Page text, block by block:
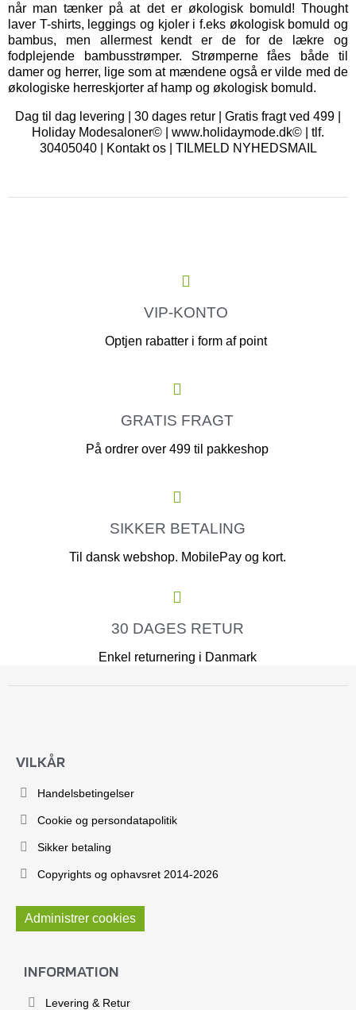
når man tænker på at det er økologisk bomuld! Thought
laver T-shirts, leggings og kjoler i f.eks økologisk bomuld og
bambus, men allermest kendt er de for de lækre og
fodplejende bambusstrømper. Strømperne fåes både til
damer og herrer, lige som at mændene også er vilde med de
økologiske herreskjorter af hamp og økologisk bomuld.
Dag til dag levering | 30 dages retur | Gratis fragt ved 499 |
Holiday Modesaloner© | www.holidaymode.dk© | tlf.
30405040 |
Kontakt os| TILMELD NYHEDSMAIL
VIP-KONTO
Optjen rabatter i form af point
GRATIS FRAGT
På ordrer over 499 til pakkeshop
SIKKER BETALING
Til dansk webshop. MobilePay og kort.
30 DAGES RETUR
Enkel returnering i Danmark
VILKÅR
Handelsbetingelser
Cookie og persondatapolitik
Sikker betaling
Copyrights og ophavsret 2014-2026
Administrer cookies
INFORMATION
Levering & Retur